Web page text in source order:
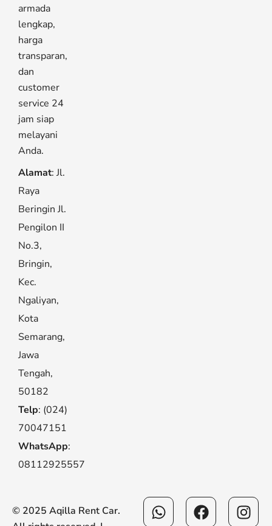
armada
lengkap,
harga
transparan,
dan
customer
service 24
jam siap
melayani
Anda.
Alamat: Jl.
Raya
Beringin Jl.
Pengilon II
No.3,
Bringin,
Kec.
Ngaliyan,
Kota
Semarang,
Jawa
Tengah,
50182
Telp: (024)
70047151
WhatsApp:
08112925557
© 2025 Aqilla Rent Car.
WhatsappFacebook